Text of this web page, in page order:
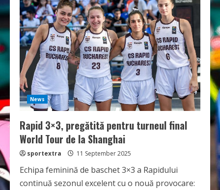
News
Rapid 3×3, pregătită pentru turneul final
World Tour de la Shanghai
sportextra 11 September 2025
Echipa feminină de baschet 3×3 a Rapidului
continuă sezonul excelent cu o nouă provocare: